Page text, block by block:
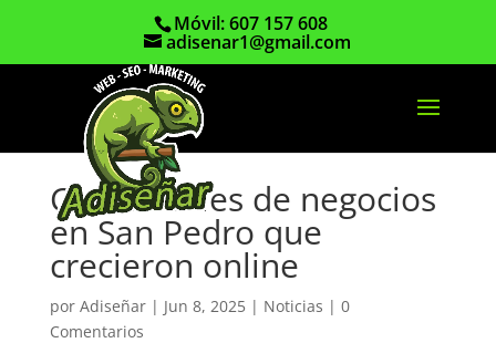
Móvil: 607 157 608
adisenar1@gmail.com
Casos reales de negocios
en San Pedro que
crecieron online
por Adiseñar| Jun 8, 2025| Noticias | 0
Comentarios